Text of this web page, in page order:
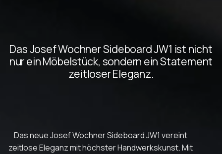
Das Josef Wochner Sideboard JW1 ist nicht
nur ein Möbelstück, sondern ein Statement
zeitloser Eleganz.
Das neue Josef Wochner Sideboard JW1 vereint
zeitlose Eleganz mit höchster Handwerkskunst. Mit